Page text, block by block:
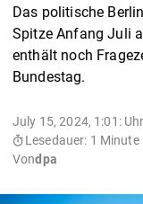
Das politische
Spitze Anfang Juli
enthält noch
Bundestag.
July 15, 2024, 1:01: Uhr
Lesedauer: 1 Minute
Vondpa